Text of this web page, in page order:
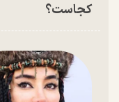
کجاست؟